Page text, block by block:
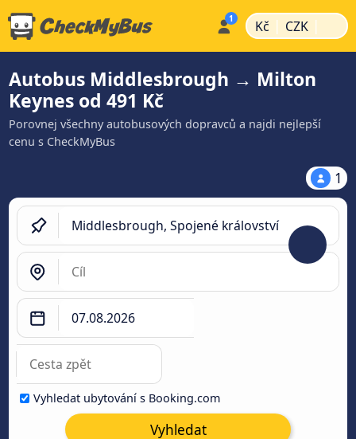
Kč | CZK |
Autobus Middlesbrough → Milton
Keynes od 491 Kč
Porovnej všechny autobusových dopravců a najdi nejlepší
cenu s CheckMyBus
1
Vyhledat ubytování s Booking.com
Vyhledat